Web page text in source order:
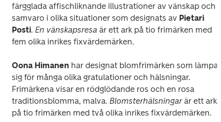
färgglada affischliknande illustrationer av vänskap och
samvaro i olika situationer som designats av Pietari
Posti. En vänskapsresa är ett ark på tio frimärken med
fem olika inrikes fixvärdemärken.
Oona Himanen har designat blomfrimärken som lämpar
sig för många olika gratulationer och hälsningar.
Frimärkena visar en rödglödande ros och en rosa
traditionsblomma, malva. Blomsterhälsningar är ett ark
på tio frimärken med två olika inrikes fixvärdemärken.